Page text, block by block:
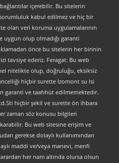
içerebilir. Bu sitelerin
kabul edilmez ve hiç bir
olan veri koruma uygulamalarının
olup olmadığı garanti
önce bu sitelerin her birinin
tavsiye ederiz. Feragat: Bu web
nitelikte olup, doğruluğu, eksiksiz
hiçbir surette İzomont su Isi
garanti ve taahhüt edilmemektedir.
hiçbir şekil ve surette ön ihbara
zaman söz konusu bilgileri
Bu web sitesine erişim ve
gerekse dolaylı kullanımından
maddi ve/veya manevi, menfi
her nam altında olursa olsun